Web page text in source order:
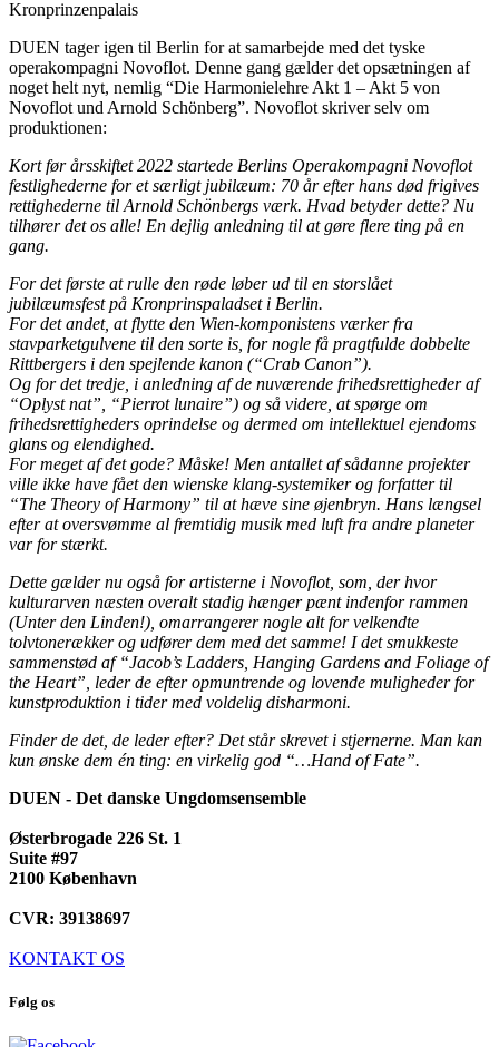
Kronprinzenpalais
DUEN tager igen til Berlin for at samarbejde med det tyske
operakompagni Novoflot. Denne gang gælder det opsætningen af
noget helt nyt, nemlig “Die Harmonielehre Akt 1 – Akt 5 von
Novoflot und Arnold Schönberg”. Novoflot skriver selv om
produktionen:
Kort før årsskiftet 2022 startede Berlins Operakompagni Novoflot
festlighederne for et særligt jubilæum: 70 år efter hans død frigives
rettighederne til Arnold Schönbergs værk. Hvad betyder dette? Nu
tilhører det os alle! En dejlig anledning til at gøre flere ting på en
gang.
For det første at rulle den røde løber ud til en storslået
jubilæumsfest på Kronprinspaladset i Berlin.
For det andet, at flytte den Wien-komponistens værker fra
stavparketgulvene til den sorte is, for nogle få pragtfulde dobbelte
Rittbergers i den spejlende kanon (“Crab Canon”).
Og for det tredje, i anledning af de nuværende frihedsrettigheder af
“Oplyst nat”, “Pierrot lunaire”) og så videre, at spørge om
frihedsrettigheders oprindelse og dermed om intellektuel ejendoms
glans og elendighed.
For meget af det gode? Måske! Men antallet af sådanne projekter
ville ikke have fået den wienske klang-systemiker og forfatter til
“The Theory of Harmony” til at hæve sine øjenbryn. Hans længsel
efter at oversvømme al fremtidig musik med luft fra andre planeter
var for stærkt.
Dette gælder nu også for artisterne i Novoflot, som, der hvor
kulturarven næsten overalt stadig hænger pænt indenfor rammen
(Unter den Linden!), omarrangerer nogle alt for velkendte
tolvtonerækker og udfører dem med det samme! I det smukkeste
sammenstød af “Jacob’s Ladders, Hanging Gardens and Foliage of
the Heart”, leder de efter opmuntrende og lovende muligheder for
kunstproduktion i tider med voldelig disharmoni.
Finder de det, de leder efter? Det står skrevet i stjernerne. Man kan
kun ønske dem én ting: en virkelig god “…Hand of Fate”.
DUEN - Det danske Ungdomsensemble
Østerbrogade 226 St. 1
Suite #97
2100 København
CVR: 39138697
KONTAKT OS
Følg os